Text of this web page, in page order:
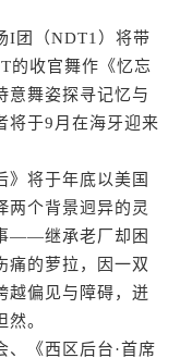
团（NDT1）将带
收官舞作《忆忘
意舞姿探寻记忆与
将于9月在海牙迎来
将于年底以美国
两个背景迥异的灵
——继承老厂却困
痛的萝拉，因一双
越偏见与障碍，迸
。
《西区后台·首席